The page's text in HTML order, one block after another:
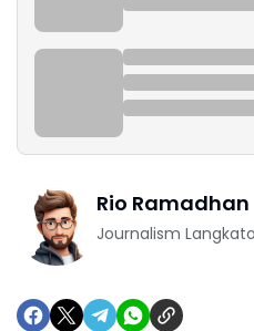
Rio Ramadhan
Journalism